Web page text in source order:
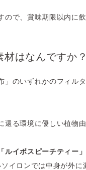
で、賞味期限以内に
はなんですか？
のいずれかのフィル
る環境に優しい植物
イボスピーチティー」
イロンでは中身が外